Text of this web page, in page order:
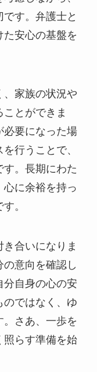
す。弁護士と
安心の基盤を
、家族の状況や
とができま
必要になった場
行うことで、
す。長期にわた
心に余裕を持っ
。
合いになりま
意向を確認し
分自身の心の安
のではなく、ゆ
。さあ、一歩を
照らす準備を始